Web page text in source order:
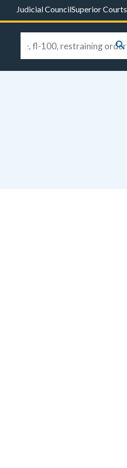
Superior Courts
Judicial Council